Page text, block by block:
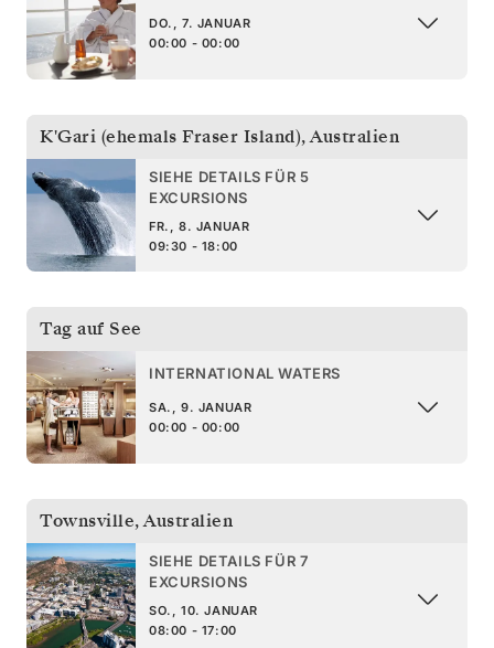
DO., 7. JANUAR
00:00 - 00:00
K'Gari (ehemals Fraser Island),Australien
SIEHE DETAILS FÜR 5
EXCURSIONS
FR., 8. JANUAR
09:30 - 18:00
Tag auf See
INTERNATIONAL WATERS
SA., 9. JANUAR
00:00 - 00:00
Townsville,Australien
SIEHE DETAILS FÜR 7
EXCURSIONS
SO., 10. JANUAR
08:00 - 17:00